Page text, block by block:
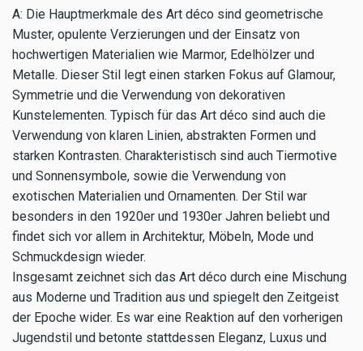
A: Die Hauptmerkmale des Art déco sind geometrische
Muster, opulente Verzierungen und der Einsatz von
hochwertigen Materialien wie Marmor, Edelhölzer und
Metalle. Dieser Stil legt einen starken Fokus auf Glamour,
Symmetrie und die Verwendung von dekorativen
Kunstelementen. Typisch für das Art déco sind auch die
Verwendung von klaren Linien, abstrakten Formen und
starken Kontrasten. Charakteristisch sind auch Tiermotive
und Sonnensymbole, sowie die Verwendung von
exotischen Materialien und Ornamenten. Der Stil war
besonders in den 1920er und 1930er Jahren beliebt und
findet sich vor allem in Architektur, Möbeln, Mode und
Schmuckdesign wieder.
Insgesamt zeichnet sich das Art déco durch eine Mischung
aus Moderne und Tradition aus und spiegelt den Zeitgeist
der Epoche wider. Es war eine Reaktion auf den vorherigen
Jugendstil und betonte stattdessen Eleganz, Luxus und